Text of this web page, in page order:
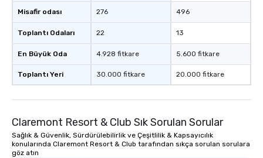
Misafir odası
Toplantı Odaları
En Büyük Oda
Toplantı Yeri
276
22
4.928 fitkare
30.000 fitkare
496
13
5.600 fitkare
20.000 fitkare
Claremont Resort & Club Sık Sorulan Sorular
Sağlık & Güvenlik, Sürdürülebilirlik ve Çeşitlilik & Kapsayıcılık
konularında Claremont Resort & Club tarafından sıkça sorulan sorulara
göz atın